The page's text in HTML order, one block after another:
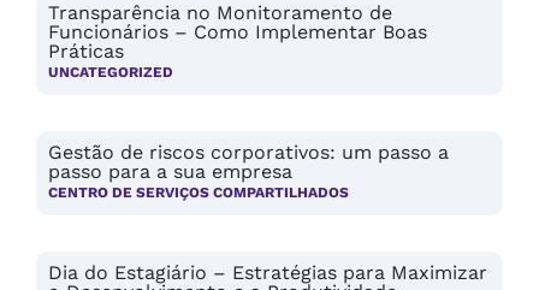
Transparência no Monitoramento de
Funcionários – Como Implementar Boas
Práticas
UNCATEGORIZED
Gestão de riscos corporativos: um passo a
passo para a sua empresa
CENTRO DE SERVIÇOS COMPARTILHADOS
Dia do Estagiário – Estratégias para Maximizar